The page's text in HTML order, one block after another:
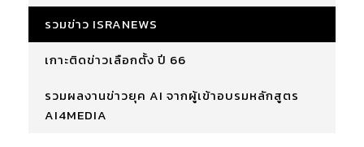
รวมข่าว ISRANEWS
เกาะติดข่าวเลือกตั้ง ปี 66
รวมผลงานข่าวยุค AI จากผู้เข้าอบรมหลักสูตร
AI4MEDIA